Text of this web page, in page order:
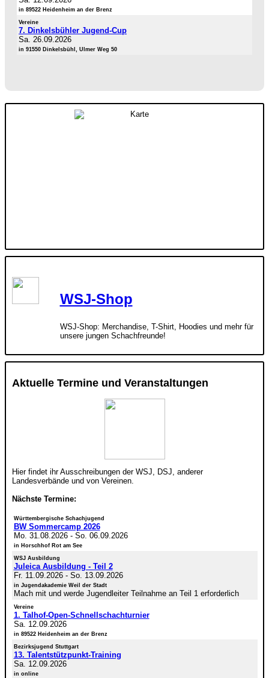
in 89522 Heidenheim an der Brenz
Vereine
7. Dinkelsbühler Jugend-Cup
Sa. 26.09.2026
in 91550 Dinkelsbühl, Ulmer Weg 50
WSJ-Shop
WSJ-Shop: Merchandise, T-Shirt, Hoodies und mehr für
unsere jungen Schachfreunde!
Aktuelle Termine und Veranstaltungen
Hier findet ihr Ausschreibungen der WSJ, DSJ, anderer
Landesverbände und von Vereinen.
Nächste Termine:
Württembergische Schachjugend
BW Sommercamp 2026
Mo. 31.08.2026- So. 06.09.2026
in Horschhof Rot am See
WSJ Ausbildung
Juleica Ausbildung - Teil 2
Fr. 11.09.2026- So. 13.09.2026
in Jugendakademie Weil der Stadt
Mach mit und werde Jugendleiter Teilnahme an Teil 1 erforderlich
Vereine
1. Talhof-Open-Schnellschachturnier
Sa. 12.09.2026
in 89522 Heidenheim an der Brenz
Bezirksjugend Stuttgart
13. Talentstützpunkt-Training
Sa. 12.09.2026
in online